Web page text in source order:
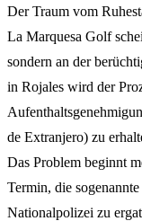
Der Traum vom
La Marquesa Golf
sondern an der
in Rojales wird der
de Extranjero) zu
Das Problem beginnt
Termin, die
Nationalpolizei zu